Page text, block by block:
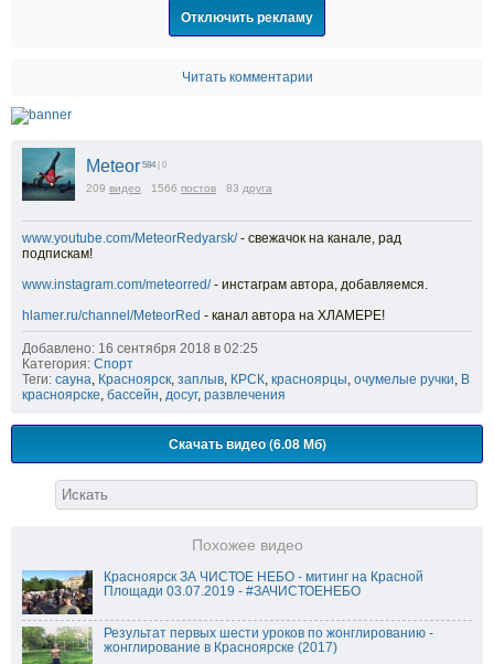
Отключить рекламу
Читать комментарии
Meteor 584 | 0
209 видео 1566 постов 83 друга
www.youtube.com/MeteorRedyarsk/- свежачок на канале, рад
подпискам!
www.instagram.com/meteorred/- инстаграм автора, добавляемся.
hlamer.ru/channel/MeteorRed - канал автора на ХЛАМЕРЕ!
Добавлено: 16 сентября 2018 в 02:25
Категория: Спорт
Теги: сауна, Красноярск, заплыв, КРСК, красноярцы, очумелые ручки, В
красноярске, бассейн, досуг, развлечения
Скачать видео (6.08 Мб)
Похожее видео
Красноярск ЗА ЧИСТОЕ НЕБО - митинг на Красной
Площади 03.07.2019 - #ЗАЧИСТОЕНЕБО
Результат первых шести уроков по жонглированию -
жонглирование в Красноярске (2017)